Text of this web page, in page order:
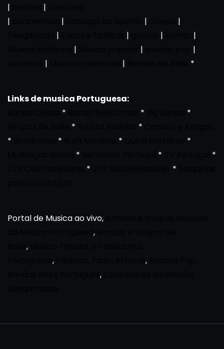
|
|
|
| |
|
| | |
|
| |
|
| | *
Links de musica Portuguesa:
* *
*
* *
*
* *
*
* *
*
* *
Portal de Musica ao vivo,
,
,
, ,
,